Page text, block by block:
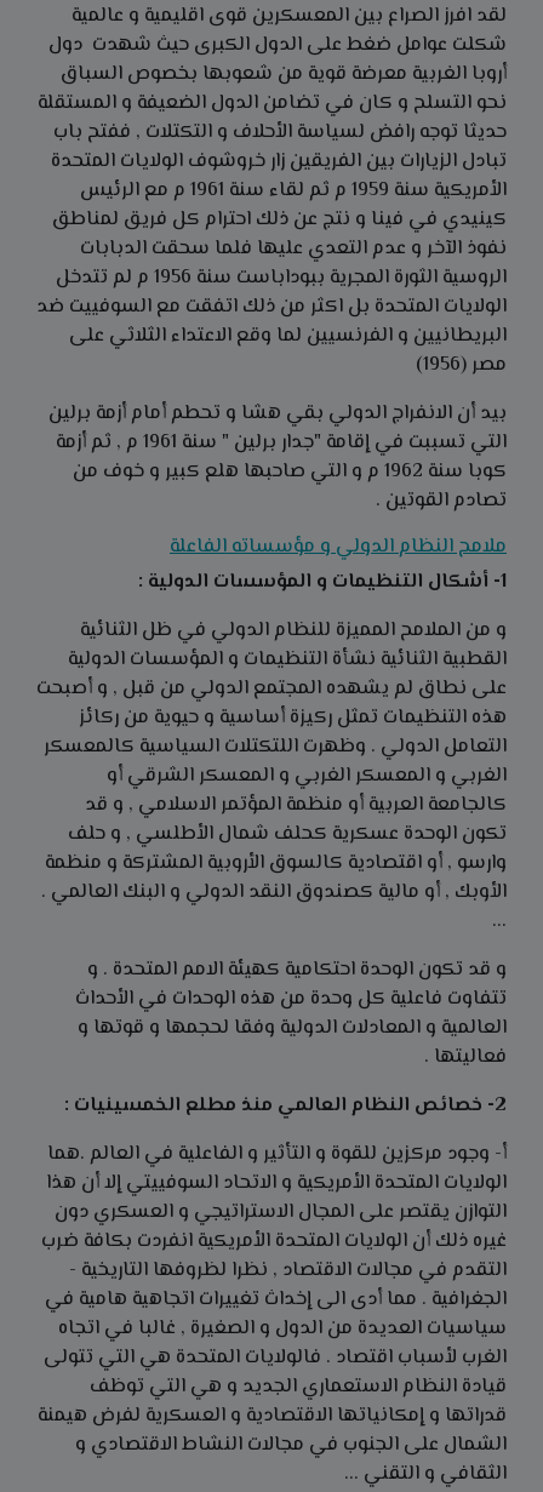
لقد افرز الصراع بين المعسكرين قوى اقليمية و عالمية
شكلت عوامل ضغط على الدول الكبرى حيث شهدت دول
أروبا الغربية معرضة قوية من شعوبها بخصوص السباق
نحو التسلح و كان في تضامن الدول الضعيفة و المستقلة
حديثا توجه رافض لسياسة الأحلاف و التكتلات , ففتح باب
تبادل الزيارات بين الفريقين زار خروشوف الولايات المتحدة
الأمريكية سنة 1959 م ثم لقاء سنة 1961 م مع الرئيس
كينيدي في فينا و نتج عن ذلك احترام كل فريق لمناطق
نفوذ الآخر و عدم التعدي عليها فلما سحقت الدبابات
الروسية الثورة المجرية ببوداباست سنة 1956 م لم تتدخل
الولايات المتحدة بل اكثر من ذلك اتفقت مع السوفييت ضد
البريطانيين و الفرنسيين لما وقع الاعتداء الثلاثي على
مصر (1956)
بيد أن الانفراج الدولي بقي هشا و تحطم أمام أزمة برلين
التي تسببت في إقامة "جدار برلين " سنة 1961 م , ثم أزمة
كوبا سنة 1962 م و التي صاحبها هلع كبير و خوف من
تصادم القوتين .
ملامح النظام الدولي و مؤسساته الفاعلة
1- أشكال التنظيمات و المؤسسات الدولية :
و من الملامح المميزة للنظام الدولي في ظل الثنائية
القطبية الثنائية نشأة التنظيمات و المؤسسات الدولية
على نطاق لم يشهده المجتمع الدولي من قبل , و أصبحت
هذه التنظيمات تمثل ركيزة أساسية و حيوية من ركائز
التعامل الدولي . وظهرت اللتكتلات السياسية كالمعسكر
الغربي و المعسكر الغربي و المعسكر الشرقي أو
كالجامعة العربية أو منظمة المؤتمر الاسلامي , و قد
تكون الوحدة عسكرية كحلف شمال الأطلسي , و حلف
وارسو , أو اقتصادية كالسوق الأروبية المشتركة و منظمة
الأوبك , أو مالية كصندوق النقد الدولي و البنك العالمي .
...
و قد تكون الوحدة احتكامية كهيئة الامم المتحدة . و
تتفاوت فاعلية كل وحدة من هذه الوحدات في الأحداث
العالمية و المعادلات الدولية وفقا لحجمها و قوتها و
فعاليتها .
2- خصائص النظام العالمي منذ مطلع الخمسينيات :
أ- وجود مركزين للقوة و التأثير و الفاعلية في العالم .هما
الولايات المتحدة الأمريكية و الاتحاد السوفييتي إلا أن هذا
التوازن يقتصر على المجال الاستراتيجي و العسكري دون
غيره ذلك أن الولايات المتحدة الأمريكية انفردت بكافة ضرب
التقدم في مجالات الاقتصاد , نظرا لظروفها التاريخية -
الجغرافية . مما أدى الى إخداث تغييرات اتجاهية هامية في
سياسيات العديدة من الدول و الصغيرة , غالبا في اتجاه
الغرب لأسباب اقتصاد . فالولايات المتحدة هي التي تتولى
قيادة النظام الاستعماري الجديد و هي التي توظف
قدراتها و إمكانياتها الاقتصادية و العسكرية لفرض هيمنة
الشمال على الجنوب في مجالات النشاط الاقتصادي و
الثقافي و التقني ...